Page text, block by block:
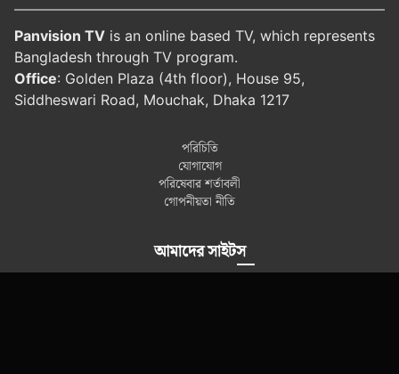
Panvision TV is an online based TV, which represents
Bangladesh through TV program.
Office: Golden Plaza (4th floor), House 95,
Siddheswari Road, Mouchak, Dhaka 1217
পরিচিতি
যোগাযোগ
পরিষেবার শর্তাবলী
গোপনীয়তা নীতি
আমাদের সাইটস